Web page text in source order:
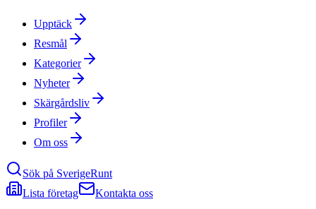
Upptäck
Resmål
Kategorier
Nyheter
Skärgårdsliv
Profiler
Om oss
Sök på SverigeRunt
Lista företag
Kontakta oss